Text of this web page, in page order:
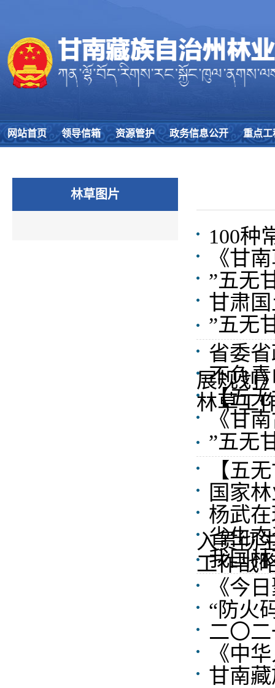
网站首页 领导信箱 资源管护 政务信息公开 重点工
林草图片
100种
《甘
”五无
甘肃
”五无
省委
展规划
不负
林草工
【五
《甘
”五无
【五
国家
杨武
入贯彻
省生
工作战
我国
《今
“防火
二〇
《中
甘南